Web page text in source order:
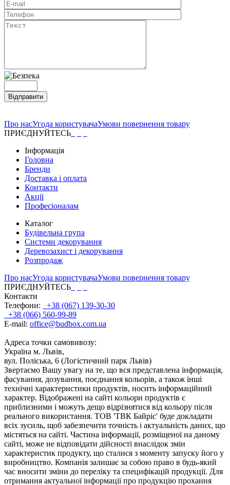
Відправити
Про насУгода користувачаУмови повернення товару
ПРИЄДНУЙТЕСЬ
Інформація
Головна
Бренди
Доставка і оплата
Контакти
Акції
Професіоналам
Каталог
Будівельна група
Системи декорування
Деревозахист і декорування
Розпродаж
Про насУгода користувачаУмови повернення товару
ПРИЄДНУЙТЕСЬ
Контакти
Телефони:
+38 (067) 139-30-30
+38 (066) 560-99-89
E-mail: office@budbox.com.ua
Адреса точки самовивозу:
Україна м. Львів,
вул. Поліська, 6 (Логістичний парк Львів)
Звертаємо Вашу увагу на те, що вся представлена інформація,
фасування, дозування, поєднання кольорів, а також інші
технічні характеристики продуктів, носить інформаційний
характер. Відображені на сайті кольори продуктів є
приблизними і можуть дещо відрізнятися від кольору після
реального використання. ТОВ 'ТВК Байріс' буде докладати
всіх зусиль, щоб забезпечити точність і актуальність даних, що
містяться на сайті. Частина інформації, розміщеної на даному
сайті, може не відповідати дійсності внаслідок змін
характеристик продукту, що сталися з моменту запуску його у
виробництво. Компанія залишає за собою право в будь-який
час вносити зміни до переліку та специфікацій продукції. Для
отримання актуальної інформації про продукцію прохання